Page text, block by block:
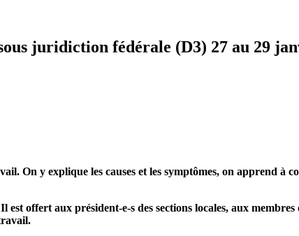
juridiction fédérale (D3) 27 au 29
On y explique les causes et les symptômes, on apprend
offert aux président-e-s des sections locales, aux